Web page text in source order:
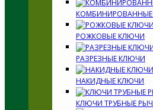
РОЖКОВЫЕ КЛЮЧИ
РАЗРЕЗНЫЕ КЛЮЧИ
НАКИДНЫЕ КЛЮЧИ
КЛЮЧИ ТРУБНЫЕ